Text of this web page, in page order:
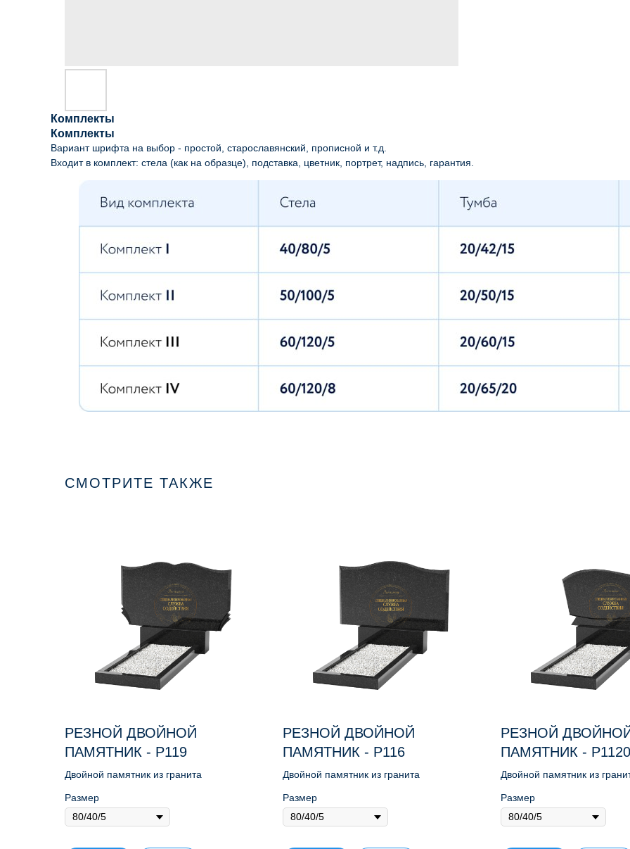
Комплекты
Комплекты
Вариант шрифта на выбор - простой, старославянский, прописной и т.д.
Входит в комплект: стела (как на образце), подставка, цветник, портрет, надпись, гарантия.
СМОТРИТЕ ТАКЖЕ
РЕЗНОЙ ДВОЙНОЙ
ПАМЯТНИК - Р119
Двойной памятник из гранита
Размер
РЕЗНОЙ ДВОЙНОЙ
ПАМЯТНИК - Р116
Двойной памятник из гранита
Размер
РЕЗНОЙ
ПАМЯТНИК - Р1120
Двойной памятник из
Размер